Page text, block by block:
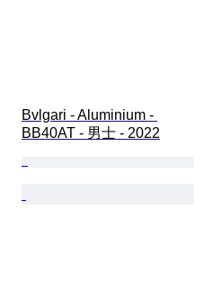
Bvlgari - Aluminium -
BB40AT - 男士 - 2022